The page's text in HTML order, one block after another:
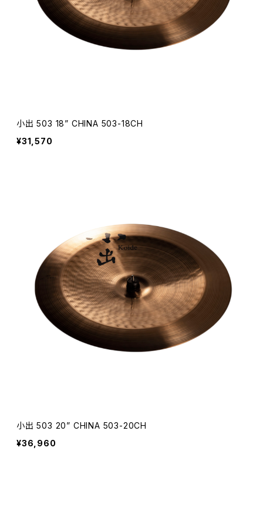
小出 503 18” CHINA 503-18CH
¥31,570
小出 503 20” CHINA 503-20CH
¥36,960